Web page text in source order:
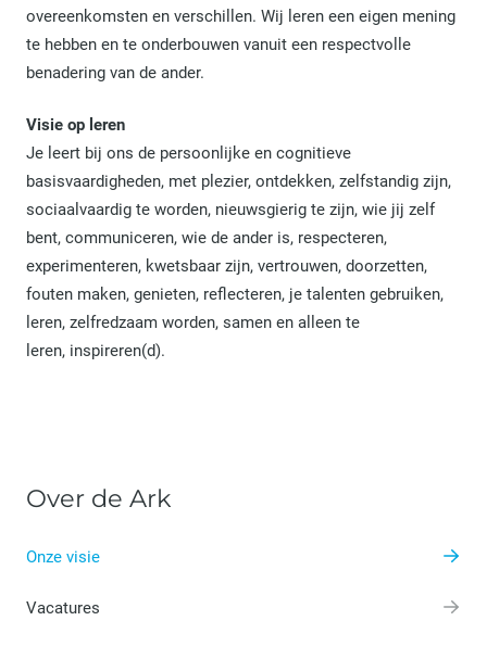
overeenkomsten en verschillen. Wij leren een eigen mening
te hebben en te onderbouwen vanuit een respectvolle
benadering van de ander.
Visie op leren
Je leert bij ons de persoonlijke en cognitieve
basisvaardigheden, met plezier, ontdekken, zelfstandig zijn,
sociaalvaardig te worden, nieuwsgierig te zijn, wie jij zelf
bent, communiceren, wie de ander is, respecteren,
experimenteren, kwetsbaar zijn, vertrouwen, doorzetten,
fouten maken, genieten, reflecteren, je talenten gebruiken,
leren, zelfredzaam worden, samen en alleen te
leren, inspireren(d).
Over de Ark
Onze visie
Vacatures